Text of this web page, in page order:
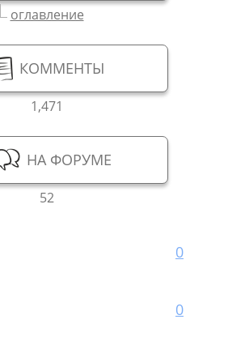
оглавление
КОММЕНТЫ
1,471
НА ФОРУМЕ
52
0
0